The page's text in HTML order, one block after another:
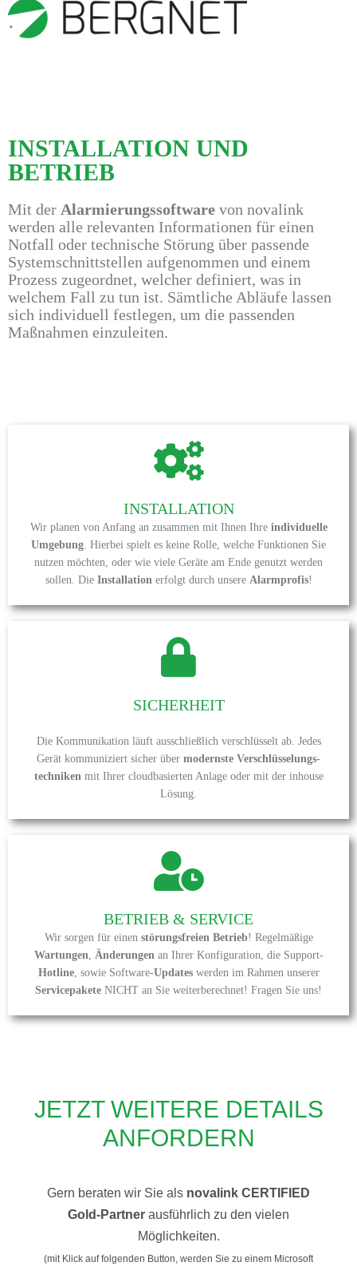
INSTALLATION UND
BETRIEB
Mit der Alarmierungssoftware von novalink
werden alle relevanten Informationen für einen
Notfall oder technische Störung über passende
Systemschnittstellen aufgenommen und einem
Prozess zugeordnet, welcher definiert, was in
welchem Fall zu tun ist. Sämtliche Abläufe lassen
sich individuell festlegen, um die passenden
Maßnahmen einzuleiten.
INSTALLATION
Wir planen von Anfang an zusammen mit Ihnen Ihre individuelle
Umgebung. Hierbei spielt es keine Rolle, welche Funktionen Sie
nutzen möchten, oder wie viele Geräte am Ende genutzt werden
sollen. Die Installation erfolgt durch unsere Alarmprofis!
SICHERHEIT
Die Kommunikation läuft ausschließlich verschlüsselt ab. Jedes
Gerät kommuniziert sicher über modernste Verschlüsselungs-
technikenmit Ihrer cloudbasierten Anlage oder mit der inhouse
Lösung.
BETRIEB & SERVICE
Wir sorgen für einen störungsfreien Betrieb! Regelmäßige
Wartungen, Änderungen an Ihrer Konfiguration, die Support-
Hotline, sowie Software-Updates werden im Rahmen unserer
Servicepakete NICHT an Sie weiterberechnet! Fragen Sie uns!
JETZT WEITERE DETAILS
ANFORDERN
Gern beraten wir Sie als novalink CERTIFIED
Gold-Partner ausführlich zu den vielen
Möglichkeiten.
(mit Klick auf folgenden Button, werden Sie zu einem Microsoft